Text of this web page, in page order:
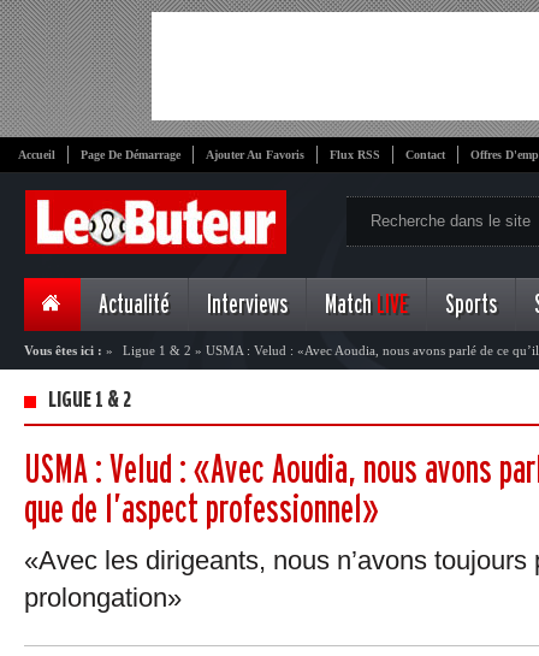
Accueil Page De Démarrage Ajouter Au Favoris Flux RSS Contact Offres
Actualité Interviews Match LIVE Sports
Vous êtes ici : » Ligue 1 & 2 » USMA : Velud : «Avec Aoudia, nous avons parlé de ce
LIGUE 1 & 2
USMA : Velud : «Avec Aoudia, nous avons
que de l’aspect professionnel»
«Avec les dirigeants, nous n’avons toujours
prolongation»